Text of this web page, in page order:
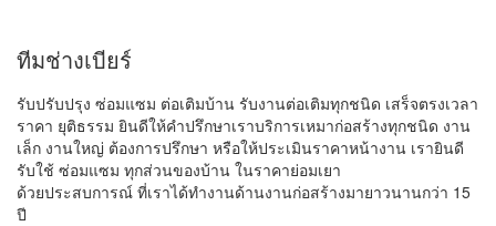
ทีมช่างเบียร์
รับปรับปรุง ซ่อมแซม ต่อเติมบ้าน รับงานต่อเติมทุกชนิด เสร็จตรงเวลา
ราคา ยุติธรรม ยินดีให้คำปรึกษาเราบริการเหมาก่อสร้างทุกชนิด งาน
เล็ก งานใหญ่ ต้องการปรึกษา หรือให้ประเมินราคาหน้างาน เรายินดี
รับใช้ ซ่อมแซม ทุกส่วนของบ้าน ในราคาย่อมเยา
ด้วยประสบการณ์ ที่เราได้ทำงานด้านงานก่อสร้างมายาวนานกว่า 15
ปี